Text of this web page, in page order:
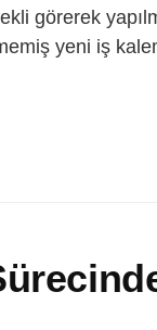
görerek
yeni iş